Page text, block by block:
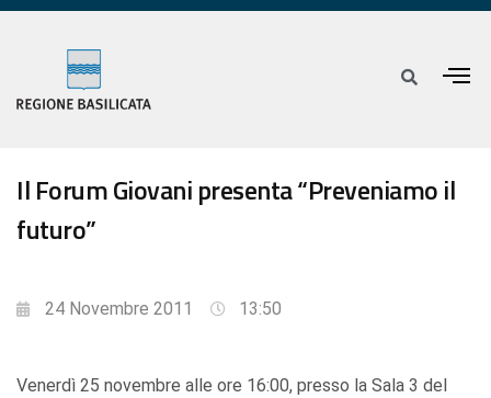
Il Forum Giovani presenta “Preveniamo il
futuro”
24 Novembre 2011 13:50
Venerdì 25 novembre alle ore 16:00, presso la Sala 3 del